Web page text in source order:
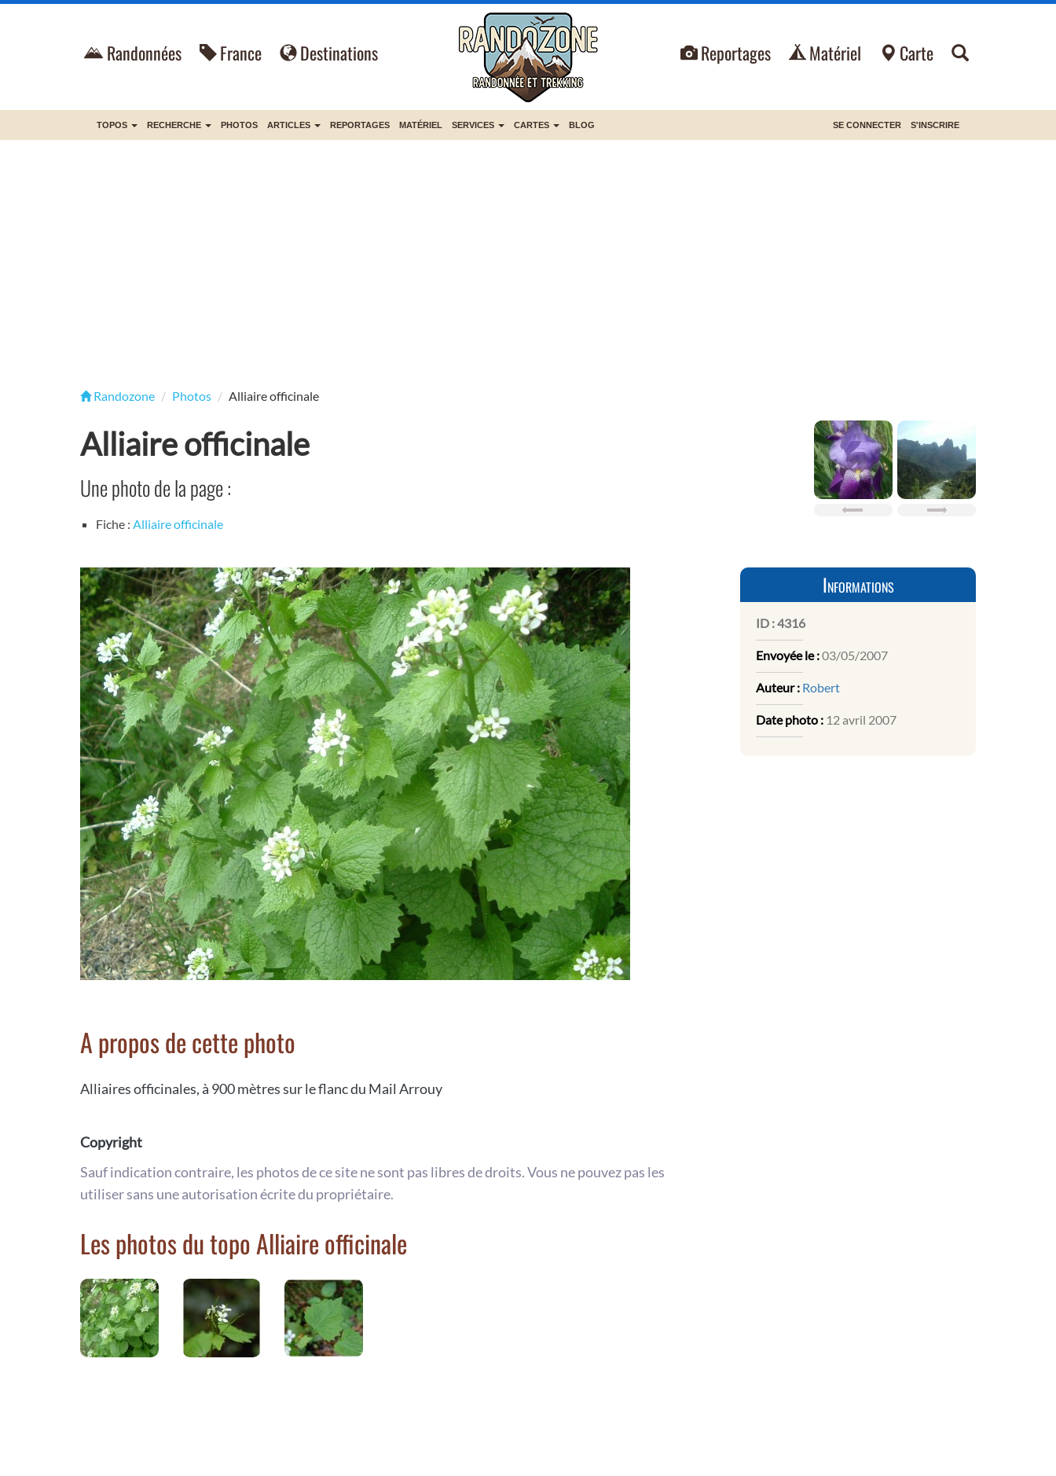
Randonnées France Destinations Reportages Matériel Carte
TOPOS RECHERCHE PHOTOS ARTICLES REPORTAGES MATÉRIEL SERVICES CARTES BLOG SE CONNECTER S'INSCRIRE
Randozone Photos Alliaire officinale
Alliaire officinale
Une photo de la page :
Fiche : Alliaire officinale
A propos de cette photo
Alliaires officinales, à 900 mètres sur le flanc du Mail Arrouy
Copyright
Sauf indication contraire, les photos de ce site ne sont pas libres de droits. Vous ne pouvez pas les
utiliser sans une autorisation écrite du propriétaire.
Les photos du topo Alliaire officinale
Informations
ID :4316
Envoyée le :03/05/2007
Auteur : Robert
Date photo : 12 avril 2007